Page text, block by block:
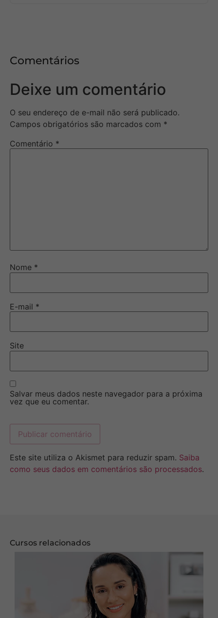
Comentários
Deixe um comentário
O seu endereço de e-mail não será publicado.
Campos obrigatórios são marcados com *
Comentário *
Nome *
E-mail *
Site
Salvar meus dados neste navegador para a próxima
vez que eu comentar.
Este site utiliza o Akismet para reduzir spam. Saiba
como seus dados em comentários são processados.
Cursos relacionados